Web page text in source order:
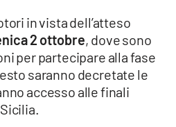
in vista dell’atteso
2 ottobre, dove sono
per partecipare alla fase
saranno decretate le
accesso alle finali